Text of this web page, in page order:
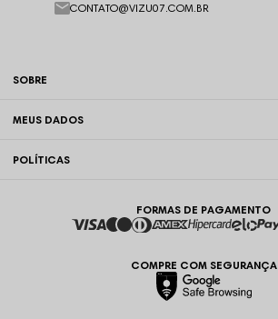
SOBRE
MEUS DADOS
POLÍTICAS
CONTATO@VIZU07.COM.BR
FORMAS DE PAGAMENTO
COMPRE COM SEGURANÇA